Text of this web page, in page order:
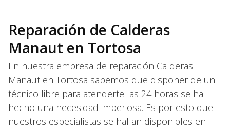
Reparación de Calderas
Manaut en Tortosa
En nuestra empresa de reparación Calderas
Manaut en Tortosa sabemos que disponer de un
técnico libre para atenderte las 24 horas se ha
hecho una necesidad imperiosa. Es por esto que
nuestros especialistas se hallan disponibles en